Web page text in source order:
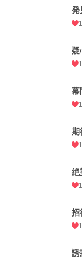
発
1
疑
1
幕
1
期
1
絶
1
招
1
誘